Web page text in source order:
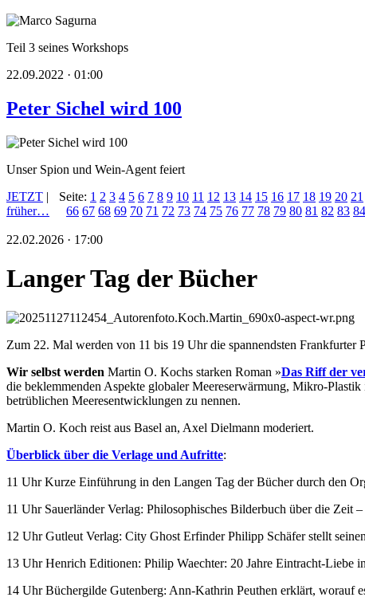
Teil 3 seines Workshops
22.09.2022 · 01:00
Peter Sichel wird 100
Unser Spion und Wein-Agent feiert
JETZT |
früher…
Seite: 1 2 3 4 5 6 7 8 9 10 11 12 13 14 15 16 17 18 19 20 21
66 67 68 69 70 71 72 73 74 75 76 77 78 79 80 81 82 83 84
22.02.2026 · 17:00
Langer Tag der Bücher
Zum 22. Mal werden von 11 bis 19 Uhr die spannendsten
Wir selbst werden Martin O. Kochs starken Roman »Das Riff der
die beklemmenden Aspekte globaler Meereserwärmung, Mikro-
betrüblichen Meeresentwicklungen zu nennen.
Martin O. Koch reist aus Basel an, Axel Dielmann moderiert.
Überblick über die Verlage und Aufritte:
11 Uhr Kurze Einführung in den Langen Tag der Bücher durch den
11 Uhr Sauerländer Verlag: Philosophisches Bilderbuch über die Zeit
12 Uhr Gutleut Verlag: City Ghost Erfinder Philipp Schäfer stellt
13 Uhr Henrich Editionen: Philip Waechter: 20 Jahre Eintracht-Liebe
14 Uhr Büchergilde Gutenberg: Ann-Kathrin Peuthen erklärt,